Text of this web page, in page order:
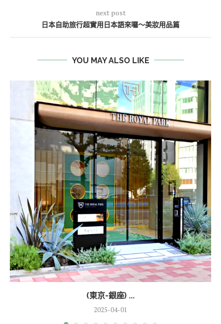
next post
日本自助旅行超實用日本語來囉～美妝用品篇
YOU MAY ALSO LIKE
(東京-銀座) ...
2025-04-01